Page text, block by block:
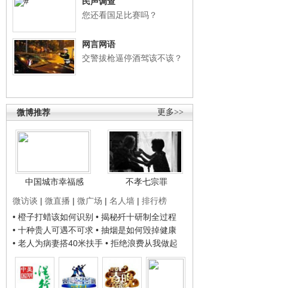
您还看国足比赛吗？
网言网语
交警拔枪逼停酒驾该不该？
更多>>
微博推荐
中国城市幸福感
不孝七宗罪
微访谈 | 微直播 | 微广场 | 名人墙 | 排行榜
• 橙子打蜡该如何识别 • 揭秘歼十研制全过程
• 十种贵人可遇不可求 • 抽烟是如何毁掉健康
• 老人为病妻搭40米扶手 • 拒绝浪费从我做起